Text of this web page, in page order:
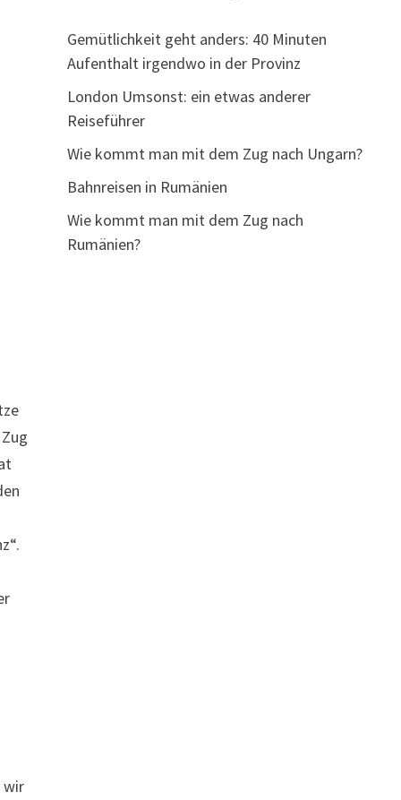
wir
Gemütlichkeit geht anders: 40 Minuten
Aufenthalt irgendwo in der Provinz
London Umsonst: ein etwas anderer
Reiseführer
Wie kommt man mit dem Zug nach Ungarn?
Bahnreisen in Rumänien
Wie kommt man mit dem Zug nach
Rumänien?